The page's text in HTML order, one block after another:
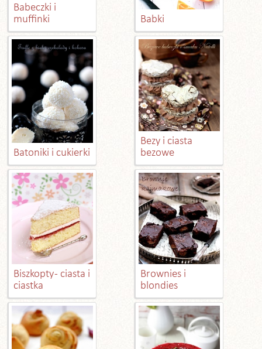
Babeczki i
muffinki
Babki
Batoniki i cukierki
Bezy i ciasta
bezowe
Biszkopty - ciasta i
ciastka
Brownies i
blondies